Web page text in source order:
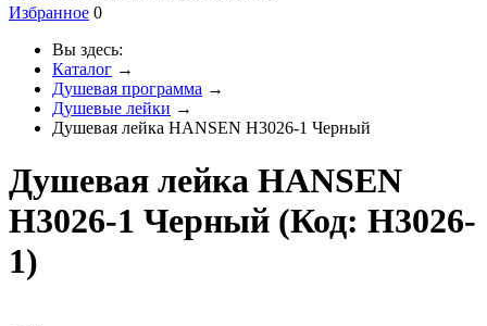
Избранное 0
Вы здесь:
Каталог →
Душевая программа →
Душевые лейки →
Душевая лейка HANSEN H3026-1 Черный
Душевая лейка HANSEN
H3026-1 Черный (Код: H3026-
1)